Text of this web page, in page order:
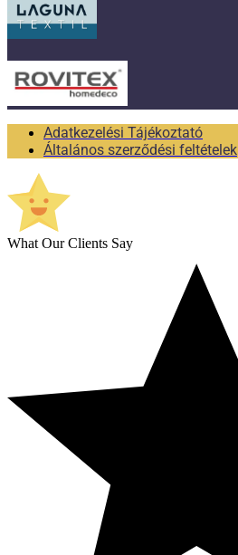
Adatkezelési Tájékoztató
Általános szerződési feltételek
What Our Clients Say